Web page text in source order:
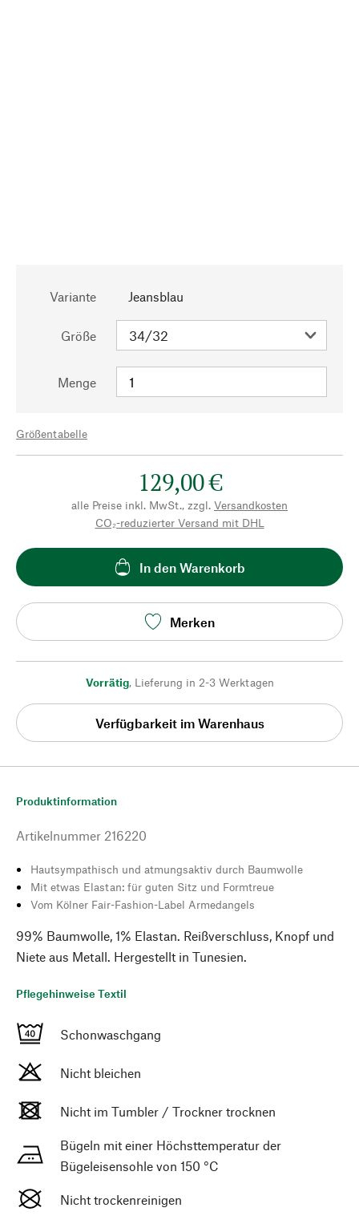
Variante Jeansblau
Größe
Menge
Größentabelle
129,00 €
alle Preise inkl. MwSt., zzgl. Versandkosten
CO₂-reduzierter Versand mit DHL
In den Warenkorb
Merken
Vorrätig, Lieferung in 2-3 Werktagen
Verfügbarkeit im Warenhaus
Produktinformation
Artikelnummer 216220
Hautsympathisch und atmungsaktiv durch Baumwolle
Mit etwas Elastan: für guten Sitz und Formtreue
Vom Kölner Fair-Fashion-Label Armedangels
99% Baumwolle, 1% Elastan. Reißverschluss, Knopf und
Niete aus Metall. Hergestellt in Tunesien.
Pflegehinweise Textil
Schonwaschgang
Nicht bleichen
Nicht im Tumbler / Trockner trocknen
Bügeln mit einer Höchsttemperatur der
Bügeleisensohle von 150 °C
Nicht trockenreinigen